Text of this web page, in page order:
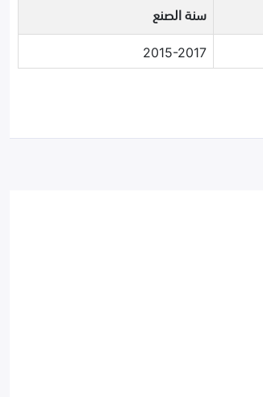
سنة الصنع
2015-2017